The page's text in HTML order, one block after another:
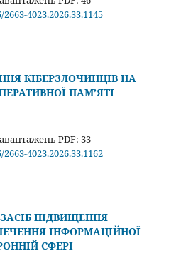
4023.2026.33.1145
КІБЕРЗЛОЧИНЦІВ НА
ПАМʼЯТІ
PDF: 33
4023.2026.33.1162
ПІДВИЩЕННЯ
ІНФОРМАЦІЙНОЇ
СФЕРІ